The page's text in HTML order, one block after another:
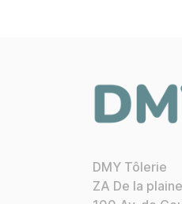
DMY Tôlerie
ZA De la